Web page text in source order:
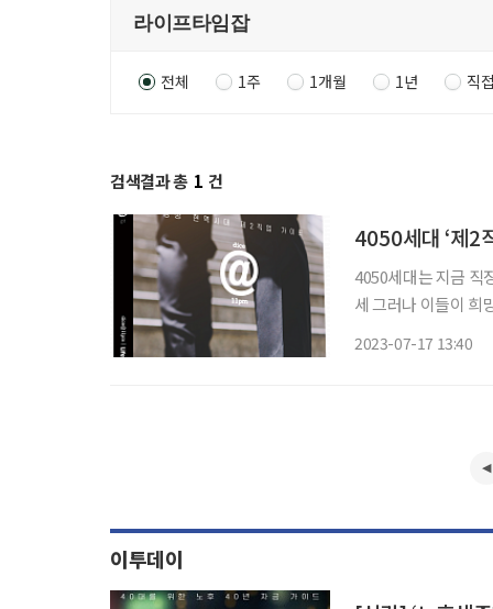
전체 1주 1개월 1년 직
검색결과 총 1 건
4050세대 ‘제2
4050세대는 지금 직
세 그러나 이들이 희
2023-07-17 13:40
이투데이